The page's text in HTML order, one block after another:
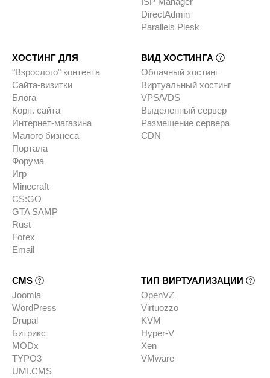
DirectAdmin
Parallels Plesk
ХОСТИНГ ДЛЯ
"Взрослого" контента
Сайта-визитки
Блога
Корп. сайта
Интернет-магазина
Малого бизнеса
Портала
Форума
Игр
Minecraft
CS:GO
GTA SAMP
Rust
Forex
Email
ВИД ХОСТИНГА
Облачный хостинг
Виртуальный хостинг
VPS/VDS
Выделенный сервер
Размещение сервера
CDN
CMS
Joomla
WordPress
Drupal
Битрикс
MODx
TYPO3
UMI.CMS
ТИП ВИРТУАЛИЗАЦИИ
OpenVZ
Virtuozzo
KVM
Hyper-V
Xen
VMware